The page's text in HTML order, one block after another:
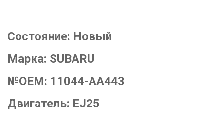
Состояние: Новый
Марка: SUBARU
№OEM: 11044-AA443
Двигатель: EJ25